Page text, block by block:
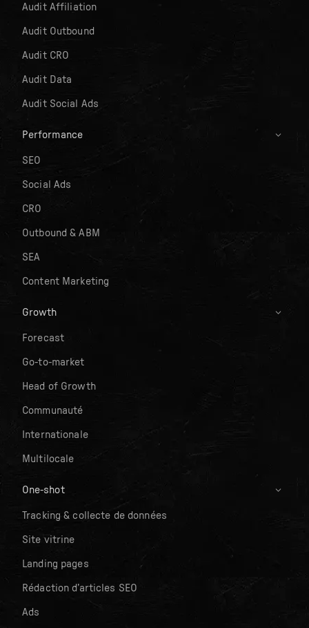
Audit Affiliation
Audit Outbound
Audit CRO
Audit Data
Audit Social Ads
Performance
SEO
Social Ads
CRO
Outbound & ABM
SEA
Content Marketing
Growth
Forecast
Go-to-market
Head of Growth
Communauté
Internationale
Multilocale
One-shot
Tracking & collecte de données
Site vitrine
Landing pages
Rédaction d’articles SEO
Ads